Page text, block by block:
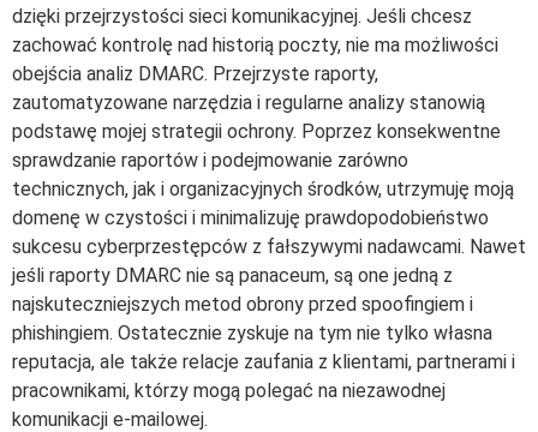
dzięki przejrzystości sieci komunikacyjnej. Jeśli chcesz
zachować kontrolę nad historią poczty, nie ma możliwości
obejścia analiz DMARC. Przejrzyste raporty,
zautomatyzowane narzędzia i regularne analizy stanowią
podstawę mojej strategii ochrony. Poprzez konsekwentne
sprawdzanie raportów i podejmowanie zarówno
technicznych, jak i organizacyjnych środków, utrzymuję moją
domenę w czystości i minimalizuję prawdopodobieństwo
sukcesu cyberprzestępców z fałszywymi nadawcami. Nawet
jeśli raporty DMARC nie są panaceum, są one jedną z
najskuteczniejszych metod obrony przed spoofingiem i
phishingiem. Ostatecznie zyskuje na tym nie tylko własna
reputacja, ale także relacje zaufania z klientami, partnerami i
pracownikami, którzy mogą polegać na niezawodnej
komunikacji e-mailowej.